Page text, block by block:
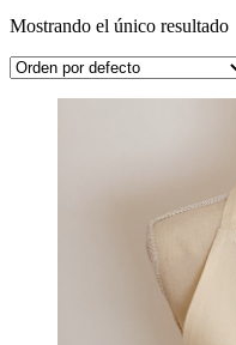
Mostrando el único resultado